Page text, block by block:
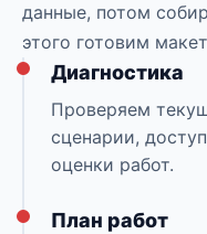
данные, потом
этого готовим
Диагностика
Проверяем
сценарии,
оценки работ.
План работ